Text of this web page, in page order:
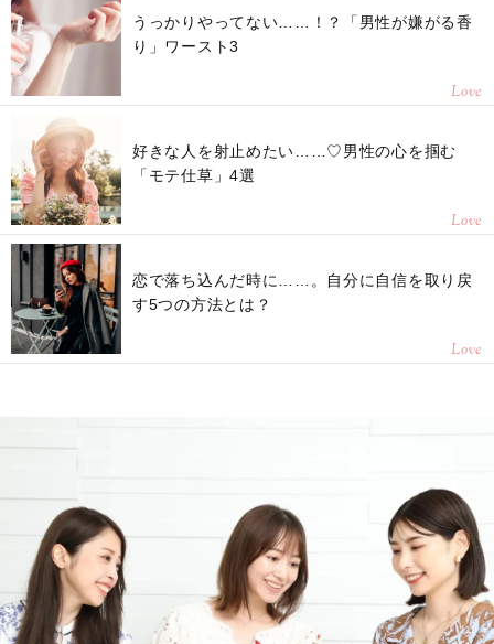
うっかりやってない……！？「男性が嫌がる香
り」ワースト3
Love
好きな人を射止めたい……♡男性の心を掴む
「モテ仕草」4選
Love
恋で落ち込んだ時に……。自分に自信を取り戻
す5つの方法とは？
Love